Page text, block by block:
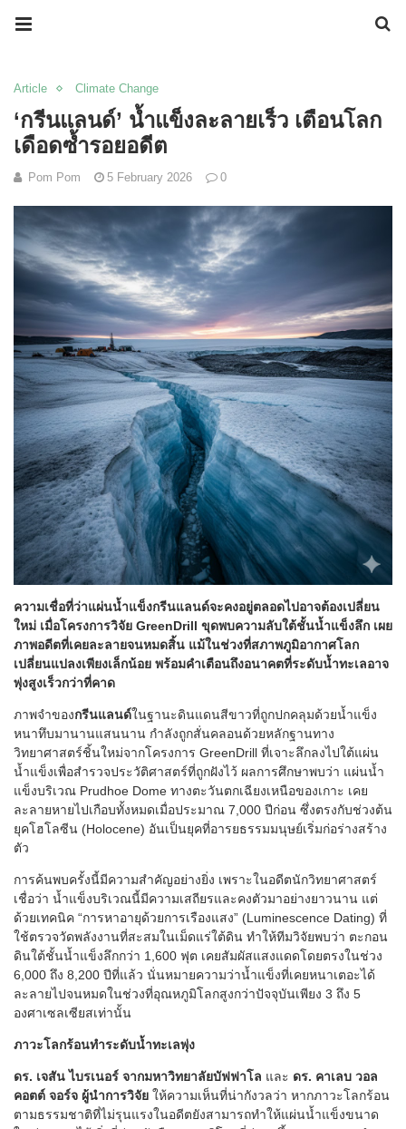
Article Climate Change
‘กรีนแลนด์’ น้ำแข็งละลายเร็ว เตือนโลก
เดือดซ้ำรอยอดีต
Pom Pom 5 February 2026 0
ความเชื่อที่ว่าแผ่นน้ำแข็งกรีนแลนด์จะคงอยู่ตลอดไปอาจต้องเปลี่ยน
ใหม่ เมื่อโครงการวิจัย GreenDrill ขุดพบความลับใต้ชั้นน้ำแข็งลึก เผย
ภาพอดีตที่เคยละลายจนหมดสิ้น แม้ในช่วงที่สภาพภูมิอากาศโลก
เปลี่ยนแปลงเพียงเล็กน้อย พร้อมคำเตือนถึงอนาคตที่ระดับน้ำทะเลอาจ
พุ่งสูงเร็วกว่าที่คาด
ภาพจำของกรีนแลนด์ในฐานะดินแดนสีขาวที่ถูกปกคลุมด้วยน้ำแข็ง
หนาทึบมานานแสนนาน กำลังถูกสั่นคลอนด้วยหลักฐานทาง
วิทยาศาสตร์ชิ้นใหม่จากโครงการ GreenDrill ที่เจาะลึกลงไปใต้แผ่น
น้ำแข็งเพื่อสำรวจประวัติศาสตร์ที่ถูกฝังไว้ ผลการศึกษาพบว่า แผ่นน้ำ
แข็งบริเวณ Prudhoe Dome ทางตะวันตกเฉียงเหนือของเกาะ เคย
ละลายหายไปเกือบทั้งหมดเมื่อประมาณ 7,000 ปีก่อน ซึ่งตรงกับช่วงต้น
ยุคโฮโลซีน (Holocene) อันเป็นยุคที่อารยธรรมมนุษย์เริ่มก่อร่างสร้าง
ตัว
การค้นพบครั้งนี้มีความสำคัญอย่างยิ่ง เพราะในอดีตนักวิทยาศาสตร์
เชื่อว่า น้ำแข็งบริเวณนี้มีความเสถียรและคงตัวมาอย่างยาวนาน แต่
ด้วยเทคนิค “การหาอายุด้วยการเรืองแสง” (Luminescence Dating) ที่
ใช้ตรวจวัดพลังงานที่สะสมในเม็ดแร่ใต้ดิน ทำให้ทีมวิจัยพบว่า ตะกอน
ดินใต้ชั้นน้ำแข็งลึกกว่า 1,600 ฟุต เคยสัมผัสแสงแดดโดยตรงในช่วง
6,000 ถึง 8,200 ปีที่แล้ว นั่นหมายความว่าน้ำแข็งที่เคยหนาเตอะได้
ละลายไปจนหมดในช่วงที่อุณหภูมิโลกสูงกว่าปัจจุบันเพียง 3 ถึง 5
องศาเซลเซียสเท่านั้น
ภาวะโลกร้อนทำระดับน้ำทะเลพุ่ง
ดร. เจสัน ไบรเนอร์ จากมหาวิทยาลัยบัฟฟาโล และ ดร. คาเลบ วอล
คอตต์ จอร์จ ผู้นำการวิจัย ให้ความเห็นที่น่ากังวลว่า หากภาวะโลกร้อน
ตามธรรมชาติที่ไม่รุนแรงในอดีตยังสามารถทำให้แผ่นน้ำแข็งขนาด